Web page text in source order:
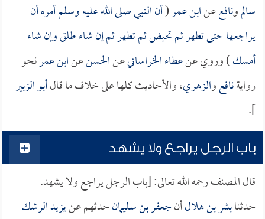
سالمونافععنابن عمر(أن النبي صلى الله عليه وسلم أمره أن
يراجعها حتى تطهر ثم تحيض ثم تطهر ثم إن شاء طلق وإن شاء
أمسك) وروي عنعطاء الخراسانيعنالحسنعنابن عمرنحو
روايةنافعوالزهري، والأحاديث كلها على خلاف ما قالأبو الزبير
].
باب الرجل يراجع ولا يشهد
قال المصنف رحمه الله تعالى: [باب الرجل يراجع ولا يشهد.
حدثنابشر بن هلالأنجعفر بن سليمانحدثهم عنيزيد الرشك